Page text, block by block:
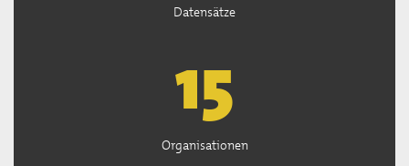
Datensätze
15
Organisationen